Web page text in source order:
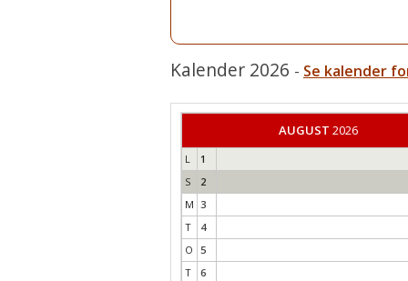
Kalender 2026 - Se kalender
AUGUST 2026
L
1
S
2
M 3
T
4
O
5
T
6